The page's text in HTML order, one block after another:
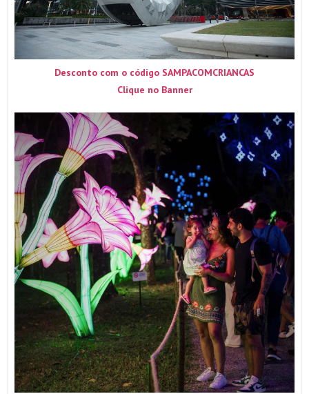
Desconto com o código SAMPACOMCRIANCAS
Clique no Banner